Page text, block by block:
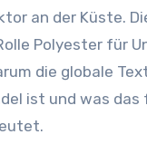
an der Küste.
Polyester für
die globale
ist und was